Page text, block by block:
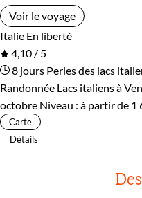
Voir le voyage
Italie En liberté
4,10 / 5
8 jours Perles des lacs
Randonnée Lacs italiens à
octobre Niveau : à partir de 1
Carte
Détails